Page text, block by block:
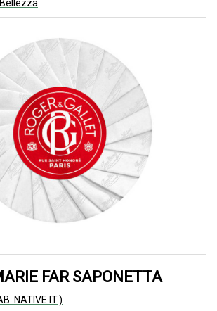
Bellezza
FAR SAPONETTA
NATIVE IT.)